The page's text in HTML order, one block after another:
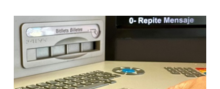
per tot l’Estat